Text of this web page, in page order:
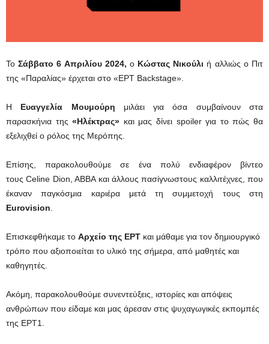
Το Σάββατο 6 Απριλίου 2024, ο Κώστας Νικούλι ή αλλιώς ο Πιτ
της «Παραλίας» έρχεται στο «ΕΡΤ Backstage».
H Ευαγγελία Μουμούρη μιλάει για όσα συμβαίνουν στα
παρασκήνια της«Ηλέκτρας» και μας δίνει spoiler για το πώς θα
εξελιχθεί ο ρόλος της Μερόπης.
Επίσης, παρακολουθούμε σε ένα πολύ ενδιαφέρον βίντεο
τους Celine Dion, ABBA και άλλους πασίγνωστους καλλιτέχνες, που
έκαναν παγκόσμια καριέρα μετά τη συμμετοχή τους στη
Eurovision.
Επισκεφθήκαμε το Αρχείο της ΕΡΤ και μάθαμε για τον δημιουργικό
τρόπο που αξιοποιείται το υλικό της σήμερα, από μαθητές και
καθηγητές.
Ακόμη, παρακολουθούμε συνεντεύξεις, ιστορίες και απόψεις
ανθρώπων που είδαμε και μας άρεσαν στις ψυχαγωγικές εκπομπές
της ΕΡΤ1.